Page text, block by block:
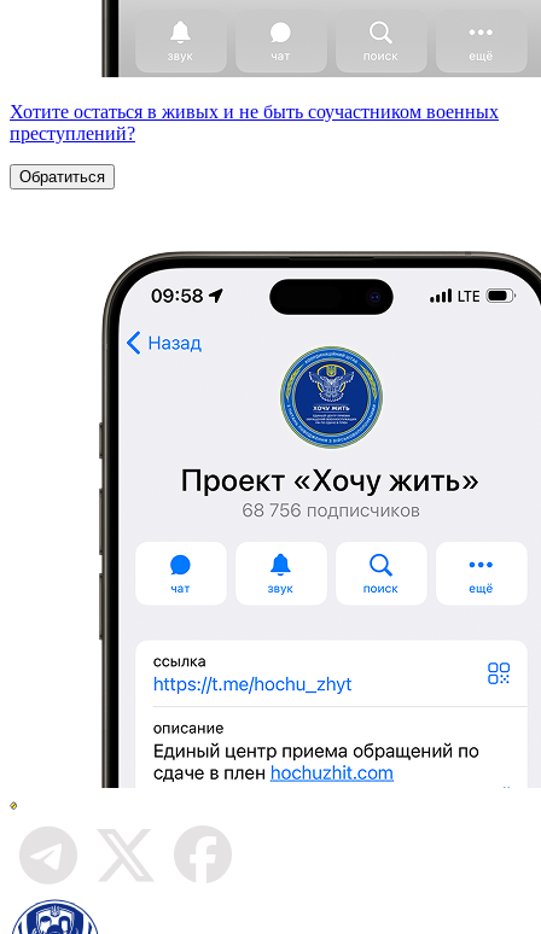
Хотите остаться в живых и не быть соучастником военных
преступлений?
Обратиться